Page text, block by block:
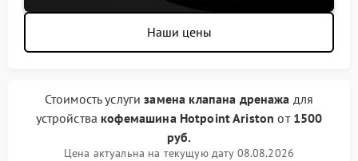
Наши цены
Стоимость услугизамена клапана дренажа для
устройства кофемашина Hotpoint Ariston от 1500
руб.
Цена актуальна на текущую дату 08.08.2026